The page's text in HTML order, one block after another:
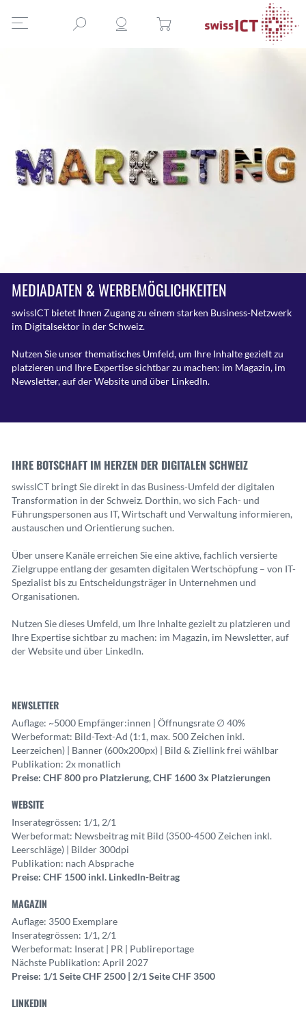
MEDIADATEN & WERBEMÖGLICHKEITEN
swissICT bietet Ihnen Zugang zu einem starken Business-Netzwerk
im Digitalsektor in der Schweiz.
Nutzen Sie unser thematisches Umfeld, um Ihre Inhalte gezielt zu
platzieren und Ihre Expertise sichtbar zu machen: im Magazin, im
Newsletter, auf der Website und über LinkedIn.
IHRE BOTSCHAFT IM HERZEN DER DIGITALEN SCHWEIZ
swissICT bringt Sie direkt in das Business-Umfeld der digitalen
Transformation in der Schweiz. Dorthin, wo sich Fach- und
Führungspersonen aus IT, Wirtschaft und Verwaltung informieren,
austauschen und Orientierung suchen.
Über unsere Kanäle erreichen Sie eine aktive, fachlich versierte
Zielgruppe entlang der gesamten digitalen Wertschöpfung – von IT-
Spezialist bis zu Entscheidungsträger in Unternehmen und
Organisationen.
Nutzen Sie dieses Umfeld, um Ihre Inhalte gezielt zu platzieren und
Ihre Expertise sichtbar zu machen: im Magazin, im Newsletter, auf
der Website und über LinkedIn.
NEWSLETTER
Auflage: ~5000 Empfänger:innen | Öffnungsrate ∅ 40%
Werbeformat: Bild-Text-Ad (1:1, max. 500 Zeichen inkl.
Leerzeichen) | Banner (600x200px) | Bild & Ziellink frei wählbar
Publikation: 2x monatlich
Preise: CHF 800 pro Platzierung, CHF 1600 3x Platzierungen
WEBSITE
Inserategrössen: 1/1, 2/1
Werbeformat: Newsbeitrag mit Bild (3500-4500 Zeichen inkl.
Leerschläge) | Bilder 300dpi
Publikation: nach Absprache
Preise: CHF 1500 inkl. LinkedIn-Beitrag
MAGAZIN
Auflage: 3500 Exemplare
Inserategrössen: 1/1, 2/1
Werbeformat: Inserat | PR | Publireportage
Nächste Publikation: April 2027
Preise: 1/1 Seite CHF 2500 | 2/1 Seite CHF 3500
LINKEDIN